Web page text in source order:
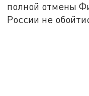
полной отмены
России не